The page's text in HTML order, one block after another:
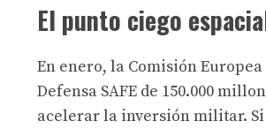
El punto ciego
En enero, la Comisión
Defensa SAFE de 150.000
acelerar la inversión militar.